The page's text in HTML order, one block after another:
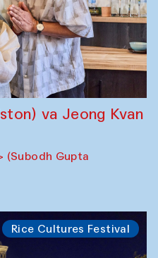
va Jeong Kvan
(Subodh Gupta
Rice Cultures Festival